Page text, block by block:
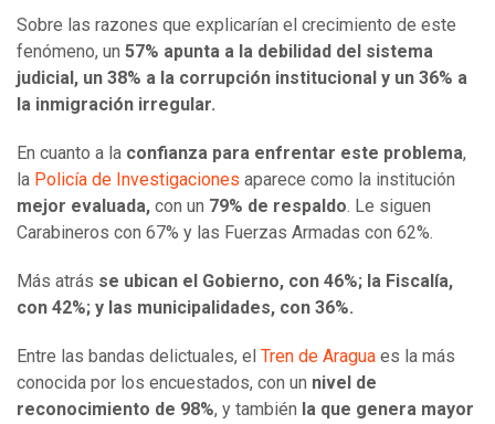
Sobre las razones que explicarían el crecimiento de este
fenómeno, un 57% apunta a la debilidad del sistema
judicial, un 38% a la corrupción institucional y un 36% a
la inmigración irregular.
En cuanto a la confianza para enfrentar este problema,
la Policía de Investigaciones aparece como la institución
mejor evaluada, con un 79% de respaldo. Le siguen
Carabineros con 67% y las Fuerzas Armadas con 62%.
Más atrás se ubican el Gobierno, con 46%; la Fiscalía,
con 42%; y las municipalidades, con 36%.
Entre las bandas delictuales, el Tren de Aragua es la más
conocida por los encuestados, con un nivel de
reconocimiento de 98%, y también la que genera mayor